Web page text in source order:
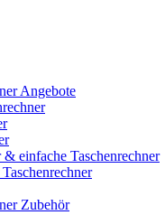
Angebote
& einfache Taschenrechner
Zubehör